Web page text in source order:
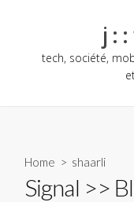
j :
tech, société,
Home > shaarli
Signal >>